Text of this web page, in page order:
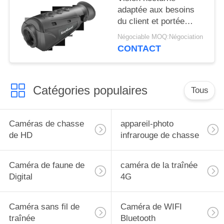
adaptée aux besoins
du client et portée
thermique/portée de
chasse formation
Négociable MOQ:Négociation
CONTACT
Catégories populaires Tous
Caméras de chasse
de HD
appareil-photo
infrarouge de chasse
Caméra de faune de
Digital
caméra de la traînée
4G
Caméra sans fil de
traînée
Caméra de WIFI
Bluetooth